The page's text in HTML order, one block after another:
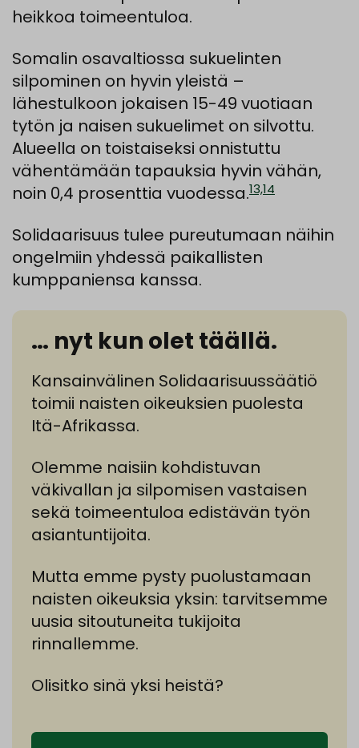
heikkoa toimeentuloa.
Somalin osavaltiossa sukuelinten
silpominen on hyvin yleistä –
lähestulkoon jokaisen 15-49 vuotiaan
tytön ja naisen sukuelimet on silvottu.
Alueella on toistaiseksi onnistuttu
vähentämään tapauksia hyvin vähän,
noin 0,4 prosenttia vuodessa.13,14
Solidaarisuus tulee pureutumaan näihin
ongelmiin yhdessä paikallisten
kumppaniensa kanssa.
… nyt kun olet täällä.
Kansainvälinen Solidaarisuussäätiö
toimii naisten oikeuksien puolesta
Itä-Afrikassa.
Olemme naisiin kohdistuvan
väkivallan ja silpomisen vastaisen
sekä toimeentuloa edistävän työn
asiantuntijoita.
Mutta emme pysty puolustamaan
naisten oikeuksia yksin: tarvitsemme
uusia sitoutuneita tukijoita
rinnallemme.
Olisitko sinä yksi heistä?